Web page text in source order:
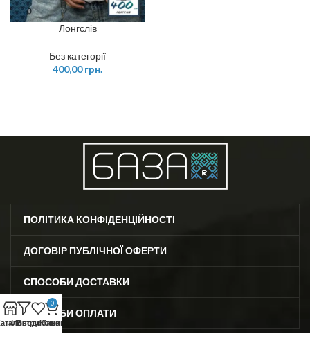
Лонгслів
Без категорії
400,00грн.
ПОЛІТИКА КОНФІДЕНЦІЙНОСТІ
ДОГОВІР ПУБЛІЧНОЇ ОФЕРТИ
СПОСОБИ ДОСТАВКИ
СПОСОБИ ОПЛАТИ
Фільтри
Вподобане
0
Кошик